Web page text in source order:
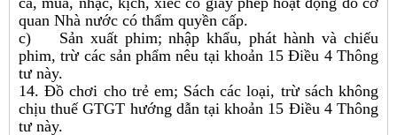
quan Nhà nước có thẩm quyền cấp.
c) Sản xuất phim; nhập khẩu, phát hành và chiếu
phim, trừ các sản phẩm nêu tại khoản 15 Điều 4 Thông
tư này.
14. Đồ chơi cho trẻ em; Sách các loại, trừ sách không
chịu thuế GTGT hướng dẫn tại khoản 15 Điều 4 Thông
tư này.